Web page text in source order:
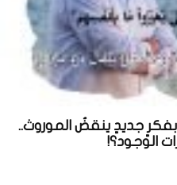
بفكرٍ جديدٍ ينقضُ الموروث..
الوجود؟!